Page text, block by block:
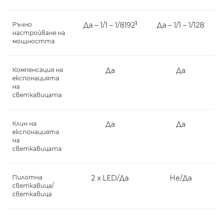
Ръчно
настройване на
мощността
Да – 1/1 – 1/81921 Да – 1/1 – 1/128
Компенсация на
експонацията
на
светкавицата
Да Да
Клин на
експонацията
на
светкавицата
Да Да
Пилотна
светкавица/
светкавица
2 x LED/Да Не/Да